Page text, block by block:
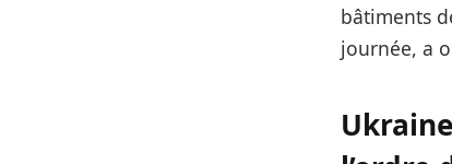
bâtiments
journée, a